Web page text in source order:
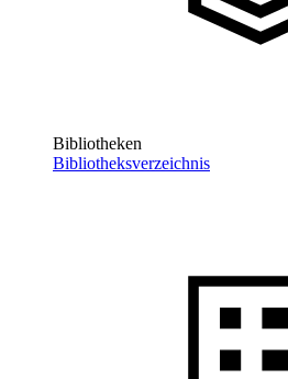
Bibliotheken
Bibliotheksverzeichnis